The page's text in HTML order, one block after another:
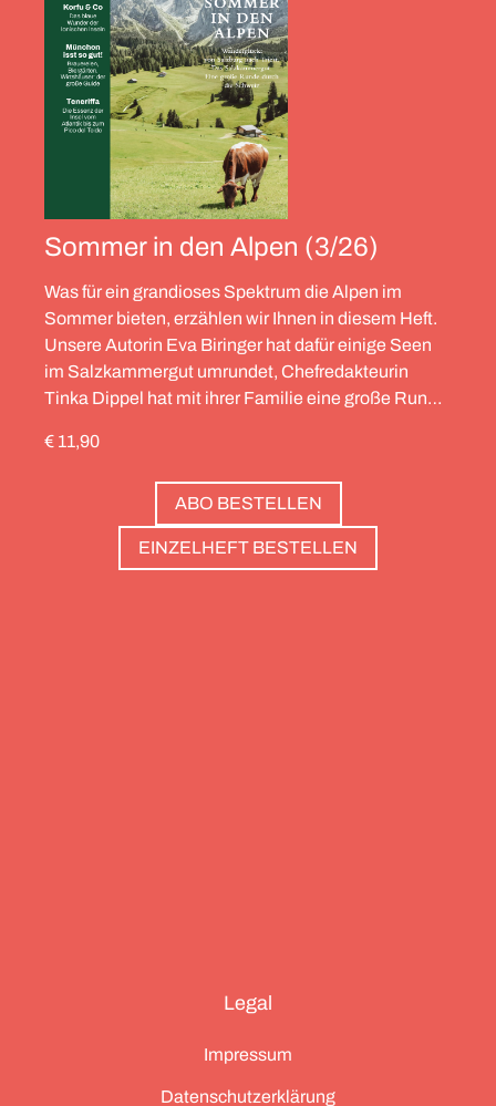
Sommer in den Alpen (3/26)
Was für ein grandioses Spektrum die Alpen im
Sommer bieten, erzählen wir Ihnen in diesem Heft.
Unsere Autorin Eva Biringer hat dafür einige Seen
im Salzkammergut umrundet, Chefredakteurin
Tinka Dippel hat mit ihrer Familie eine große Runde
Helfrich ist über viele Gipfel gegangen – von
Salzburg bis nach Triest. Und die Redaktion hat
zwölf Hotels gesammelt, die zweierlei gemeinsam
haben: Sie sind die perfekte Basis, um Gipfel zu
stürmen. Und sie haben wunderschöne Pools, um
€ 11,90
ABO BESTELLEN
EINZELHEFT BESTELLEN
Legal
Impressum
Datenschutzerklärung